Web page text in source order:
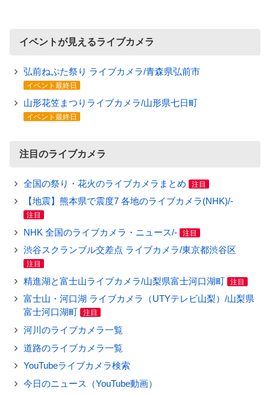
イベントが見えるライブカメラ
弘前ねぷた祭り ライブカメラ/青森県弘前市
イベント最終日
山形花笠まつりライブカメラ/山形県七日町
イベント最終日
注目のライブカメラ
全国の祭り・花火のライブカメラまとめ 注目
【地震】熊本県で震度7 各地のライブカメラ(NHK)/-
注目
NHK 全国のライブカメラ・ニュース/- 注目
渋谷スクランブル交差点 ライブカメラ/東京都渋谷区
注目
精進湖と富士山ライブカメラ/山梨県富士河口湖町 注目
富士山・河口湖 ライブカメラ（UTYテレビ山梨）/山梨県
富士河口湖町
注目
河川のライブカメラ一覧
道路のライブカメラ一覧
YouTubeライブカメラ検索
今日のニュース（YouTube動画）